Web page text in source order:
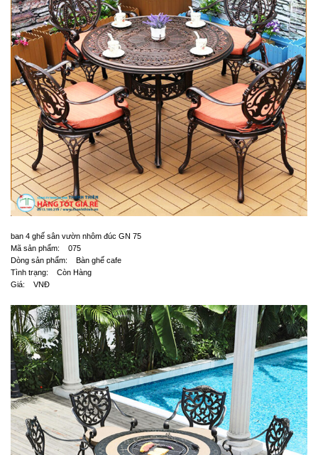
ban 4 ghế sân vườn nhôm đúc GN 75
Mã sản phẩm: 075
Dòng sản phẩm: Bàn ghế cafe
Tình trạng: Còn Hàng
Giá: VNĐ